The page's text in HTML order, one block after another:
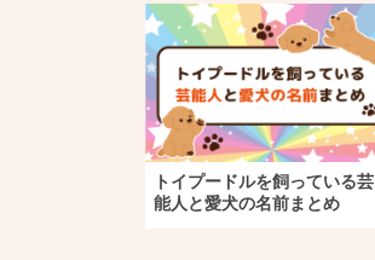
トイプードルを飼っている芸
能人と愛犬の名前まとめ